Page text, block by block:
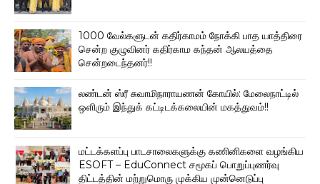
1000 வேல்களுடன் கதிர்காமம் நோக்கி பாத யாத்திரை
சென்ற குழுவினர் கதிர்காம கந்தன் ஆலயத்தை
சென்றடைந்தனர்!!
லண்டன் ஸ்ரீ சுவாமிநாராயணன் கோயில்: மேலைநாட்டில்
ஒளிரும் இந்துக் கட்டிடக்கலையின் மகத்துவம்!!
மட்டக்களப்பு பாடசாலைகளுக்கு கணினிகளை வழங்கிய
ESOFT – EduConnect சமூகப் பொறுப்புணர்வு
திட்டத்தின் மற்றுமொரு முக்கிய முன்னெடுப்பு